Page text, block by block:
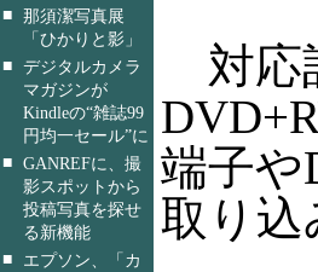
■ 那須潔写真展
「ひかりと影」
■ デジタルカメラ
マガジンが
Kindleの“雑誌99
円均一セール”に
■ GANREFに、撮
影スポットから
投稿写真を探せ
る新機能
■
エプソン、「カ
対応
端子や
取り込